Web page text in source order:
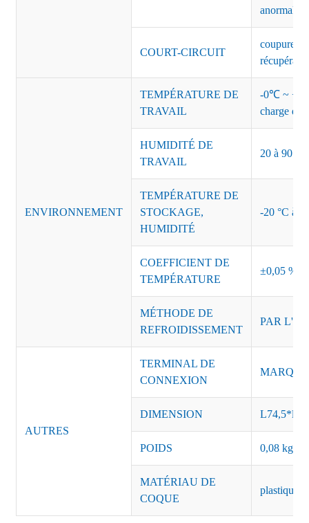
anormales
COURT-CIRCUIT
coupure
ENVIRONNEMENT
TEMPÉRATURE DE
TRAVAIL
-0℃ ~
charge de
HUMIDITÉ DE
TRAVAIL
20 à 90 %
TEMPÉRATURE DE
STOCKAGE,
HUMIDITÉ
-20 °C à
COEFFICIENT DE
TEMPÉRATURE
±0,05 %/
MÉTHODE DE
REFROIDISSEMENT
PAR
AUTRES
TERMINAL DE
CONNEXION
DIMENSION
POIDS 0,08 kg/
MATÉRIAU DE
COQUE
plastique